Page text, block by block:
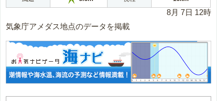
8月 7日 12時
気象庁アメダス地点のデータを掲載